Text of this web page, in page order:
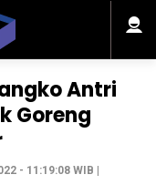
Antri
Goreng
- 11:19:08 WIB